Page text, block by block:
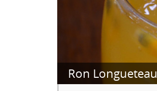
Ron Longueteau